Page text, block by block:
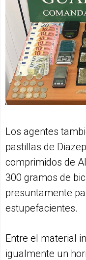
Los agentes
pastillas de
comprimidos de
300 gramos de
presuntamente
estupefacientes.
Entre el material
igualmente un